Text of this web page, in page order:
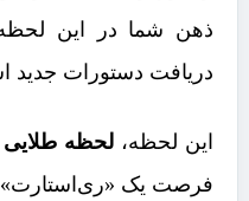
ذهن شما در این
دریافت دستورات جدید
این لحظه، لحظه
فرصت یک «ری‌استارت»